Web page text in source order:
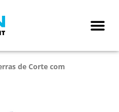
de Corte com